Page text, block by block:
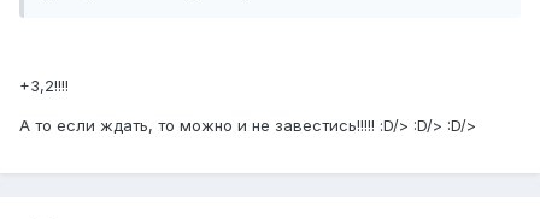
+3,2!!!!
А то если ждать, то можно и не завестись!!!!! :D/> :D/> :D/>